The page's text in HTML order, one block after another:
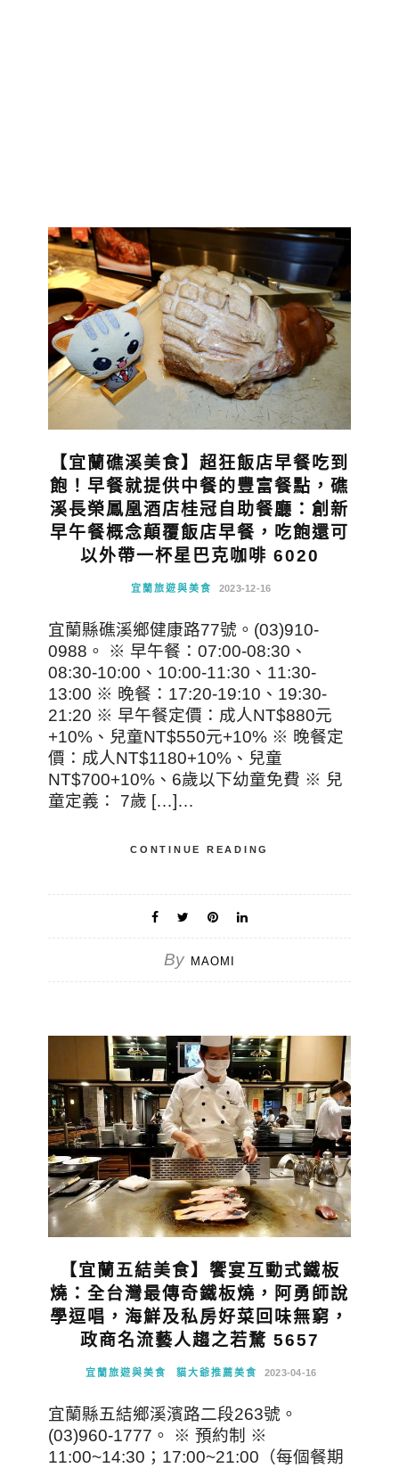
【宜蘭礁溪美食】超狂飯店早餐吃到
飽！早餐就提供中餐的豐富餐點，礁
溪長榮鳳凰酒店桂冠自助餐廳：創新
早午餐概念顛覆飯店早餐，吃飽還可
以外帶一杯星巴克咖啡 6020
宜蘭旅遊與美食 2023-12-16
宜蘭縣礁溪鄉健康路77號。(03)910-
0988。 ※ 早午餐：07:00-08:30、
08:30-10:00、10:00-11:30、11:30-
13:00 ※ 晚餐：17:20-19:10、19:30-
21:20 ※ 早午餐定價：成人NT$880元
+10%、兒童NT$550元+10% ※ 晚餐定
價：成人NT$1180+10%、兒童
NT$700+10%、6歲以下幼童免費 ※ 兒
童定義： 7歲 […]…
CONTINUE READING
By MAOMI
【宜蘭五結美食】饗宴互動式鐵板
燒：全台灣最傳奇鐵板燒，阿勇師說
學逗唱，海鮮及私房好菜回味無窮，
政商名流藝人趨之若騖 5657
宜蘭旅遊與美食 貓大爺推薦美食 2023-04-16
宜蘭縣五結鄉溪濱路二段263號。
(03)960-1777。 ※ 預約制 ※
11:00~14:30；17:00~21:00（每個餐期